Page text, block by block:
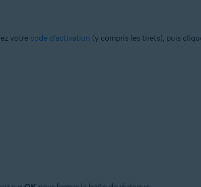
votre code d’activation (y compris les tirets), puis